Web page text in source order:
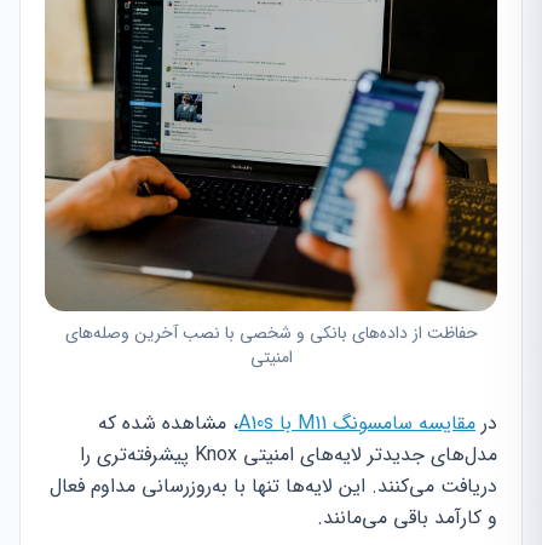
حفاظت از داده‌های بانکی و شخصی با نصب آخرین وصله‌های
امنیتی
در مقایسه سامسونگ M11 با A10s
، مشاهده شده که
مدل‌های جدیدتر لایه‌های امنیتی Knox پیشرفته‌تری را
دریافت می‌کنند. این لایه‌ها تنها با به‌روزرسانی مداوم فعال
و کارآمد باقی می‌مانند.